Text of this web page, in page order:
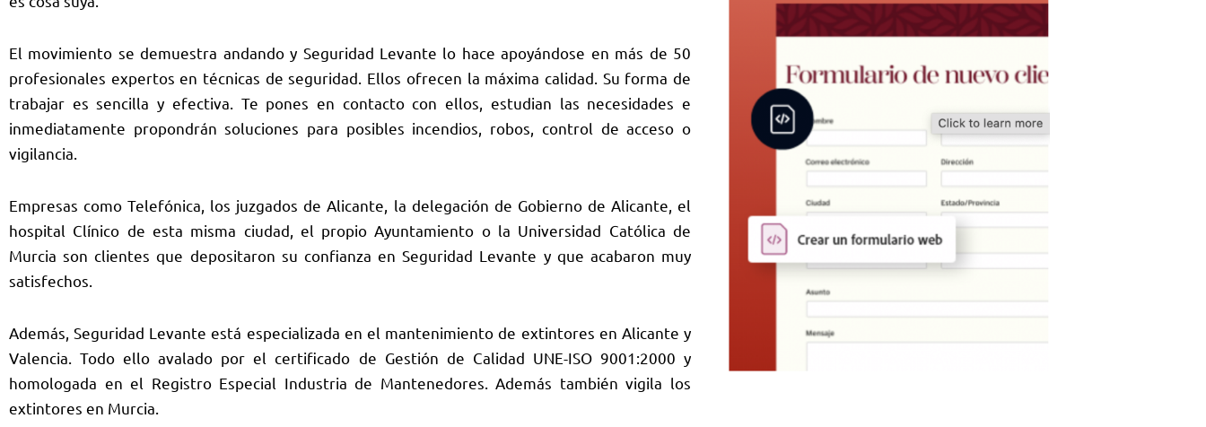
El movimiento se demuestra andando y Seguridad Levante lo hace apoyándose en más de 50
profesionales expertos en técnicas de seguridad. Ellos ofrecen la máxima calidad. Su forma de
trabajar es sencilla y efectiva. Te pones en contacto con ellos, estudian las necesidades e
inmediatamente propondrán soluciones para posibles incendios, robos, control de acceso o
vigilancia.
Empresas como Telefónica, los juzgados de Alicante, la delegación de Gobierno de Alicante, el
hospital Clínico de esta misma ciudad, el propio Ayuntamiento o la Universidad Católica de
Murcia son clientes que depositaron su confianza en Seguridad Levante y que acabaron muy
satisfechos.
Además, Seguridad Levante está especializada en el mantenimiento de extintores en Alicante y
Valencia. Todo ello avalado por el certificado de Gestión de Calidad UNE-ISO 9001:2000 y
homologada en el Registro Especial Industria de Mantenedores. Además también vigila los
extintores en Murcia